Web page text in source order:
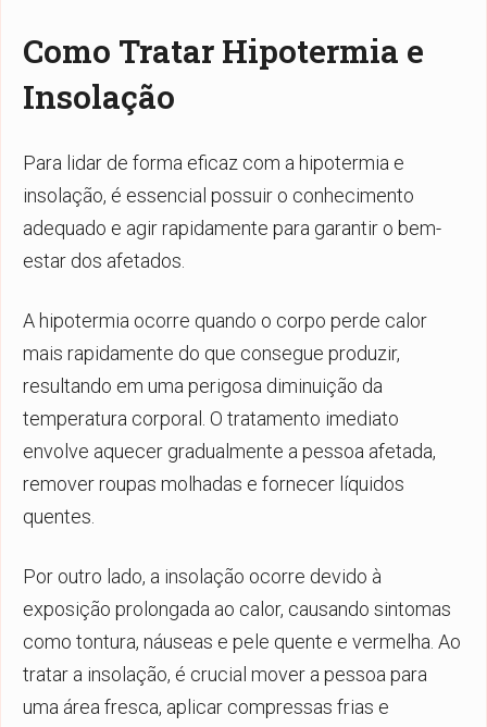
Como Tratar Hipotermia e
Insolação
Para lidar de forma eficaz com a hipotermia e
insolação, é essencial possuir o conhecimento
adequado e agir rapidamente para garantir o bem-
estar dos afetados.
A hipotermia ocorre quando o corpo perde calor
mais rapidamente do que consegue produzir,
resultando em uma perigosa diminuição da
temperatura corporal. O tratamento imediato
envolve aquecer gradualmente a pessoa afetada,
remover roupas molhadas e fornecer líquidos
quentes.
Por outro lado, a insolação ocorre devido à
exposição prolongada ao calor, causando sintomas
como tontura, náuseas e pele quente e vermelha. Ao
tratar a insolação, é crucial mover a pessoa para
uma área fresca, aplicar compressas frias e